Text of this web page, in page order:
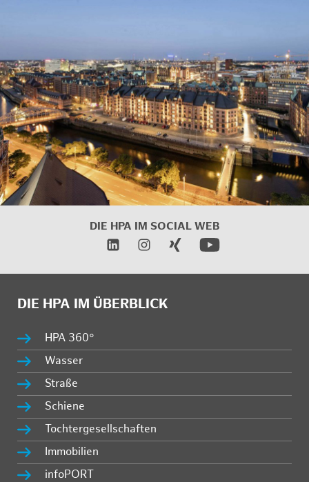
DIE HPA IM SOCIAL WEB
DIE HPA IM ÜBERBLICK
HPA 360°
Wasser
Straße
Schiene
Tochtergesellschaften
Immobilien
infoPORT